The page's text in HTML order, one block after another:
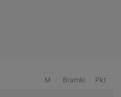
M Bramki Pkt